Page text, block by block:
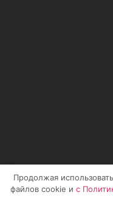
Продолжая
файлов cookie и с